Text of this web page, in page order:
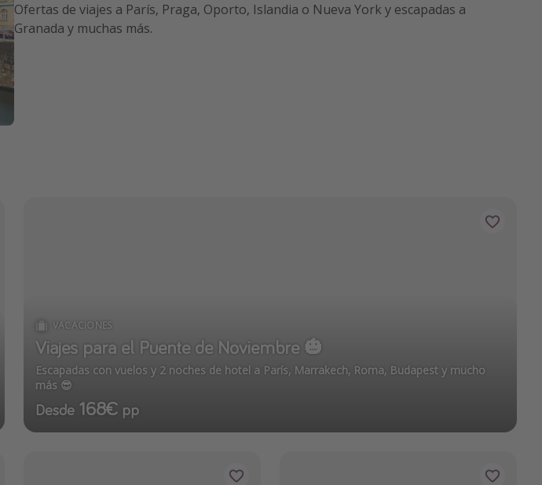
Ofertas de viajes a París, Praga, Oporto, Islandia o Nueva York y escapadas a
Granada y muchas más.
VACACIONES
Viajes para el Puente de Noviembre 🎃
Escapadas con vuelos y 2 noches de hotel a París, Marrakech, Roma, Budapest y mucho
más 😎
Desde 168€ pp